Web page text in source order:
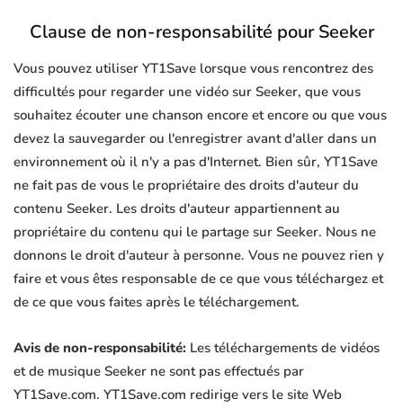
Clause de non-responsabilité pour Seeker
Vous pouvez utiliser YT1Save lorsque vous rencontrez des
difficultés pour regarder une vidéo sur Seeker, que vous
souhaitez écouter une chanson encore et encore ou que vous
devez la sauvegarder ou l'enregistrer avant d'aller dans un
environnement où il n'y a pas d'Internet. Bien sûr, YT1Save
ne fait pas de vous le propriétaire des droits d'auteur du
contenu Seeker. Les droits d'auteur appartiennent au
propriétaire du contenu qui le partage sur Seeker. Nous ne
donnons le droit d'auteur à personne. Vous ne pouvez rien y
faire et vous êtes responsable de ce que vous téléchargez et
de ce que vous faites après le téléchargement.
Avis de non-responsabilité: Les téléchargements de vidéos
et de musique Seeker ne sont pas effectués par
YT1Save.com. YT1Save.com redirige vers le site Web